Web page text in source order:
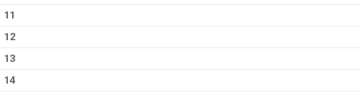
11
12
13
14